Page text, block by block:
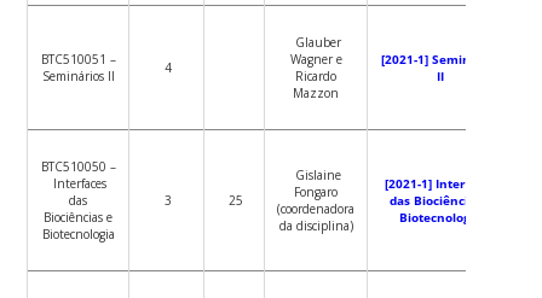
BTC510051 –
Seminários II
4
Glauber
Wagner e
Ricardo
Mazzon
[2021-1] Seminários
II
BTC510050 –
Interfaces
das
Biociências e
Biotecnologia
3 25
Gislaine
Fongaro
(coordenadora
da disciplina)
[2021-1] Interfaces
das Biociências e
Biotecnologia